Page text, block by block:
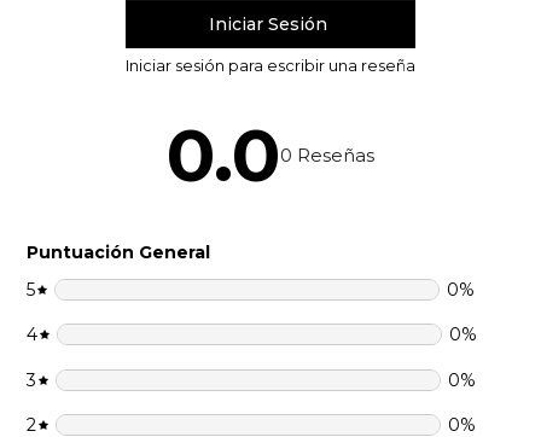
0.00 Reseñas
Puntuación General
5
0%
4 0%
3 0%
2 0%